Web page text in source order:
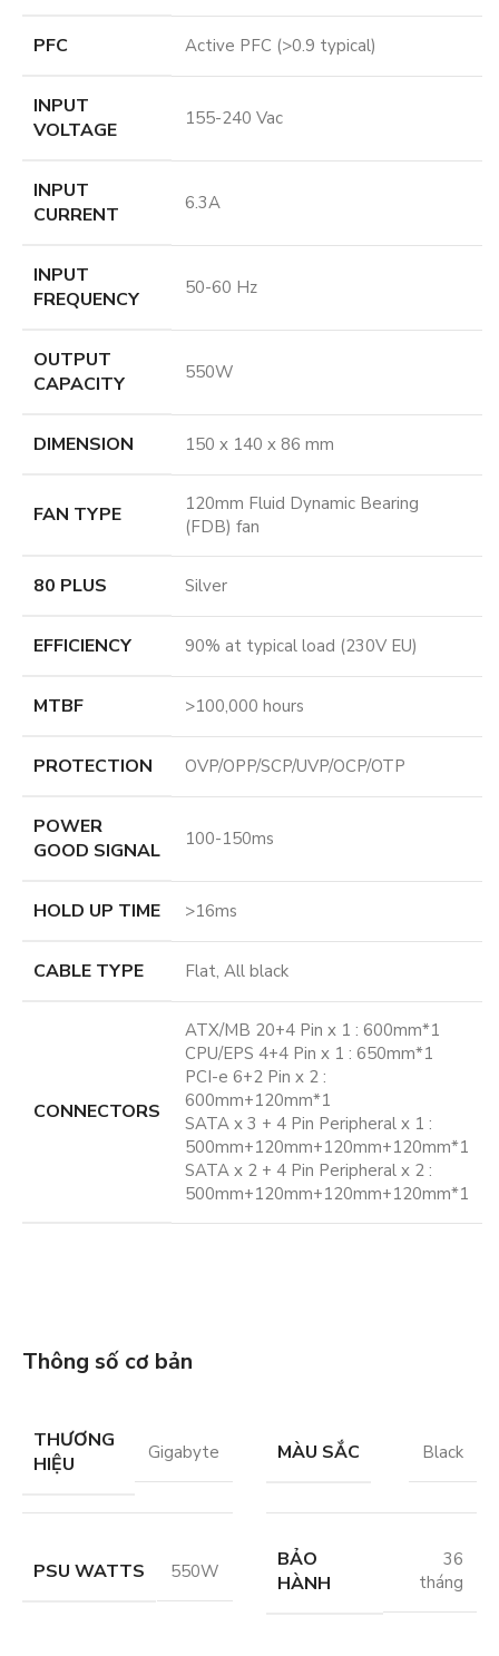
PFC Active PFC (>0.9 typical)
INPUT
VOLTAGE
155-240 Vac
INPUT
CURRENT
6.3A
INPUT
FREQUENCY
50-60 Hz
OUTPUT
CAPACITY
550W
DIMENSION 150 x 140 x 86 mm
FAN TYPE
120mm Fluid Dynamic Bearing
(FDB) fan
80 PLUS Silver
EFFICIENCY 90% at typical load (230V EU)
MTBF >100,000 hours
PROTECTION OVP/OPP/SCP/UVP/OCP/OTP
POWER
GOOD SIGNAL
100-150ms
HOLD UP TIME >16ms
CABLE TYPE Flat, All black
CONNECTORS
ATX/MB 20+4 Pin x 1 : 600mm*1
CPU/EPS 4+4 Pin x 1 : 650mm*1
PCI-e 6+2 Pin x 2 :
600mm+120mm*1
SATA x 3 + 4 Pin Peripheral x 1 :
500mm+120mm+120mm+120mm*1
SATA x 2 + 4 Pin Peripheral x 2 :
500mm+120mm+120mm+120mm*1
Thông số cơ bản
THƯƠNG
HIỆU
Gigabyte MÀU SẮC Black
PSU WATTS 550W
BẢO
HÀNH
36
tháng